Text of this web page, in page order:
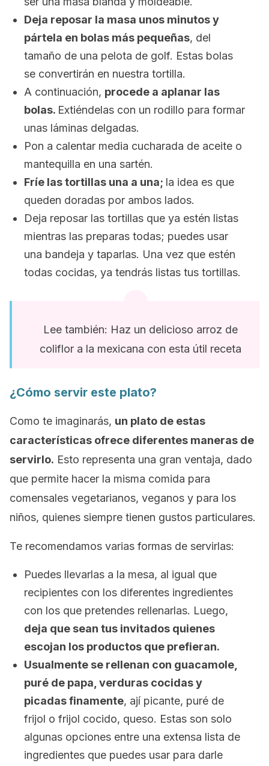
Deja reposar la masa unos minutos y
pártela en bolas más pequeñas, del
tamaño de una pelota de golf. Estas bolas
se convertirán en nuestra tortilla.
A continuación, procede a aplanar las
bolas. Extiéndelas con un rodillo para formar
unas láminas delgadas.
Pon a calentar media cucharada de aceite o
mantequilla en una sartén.
Fríe las tortillas una a una; la idea es que
queden doradas por ambos lados.
Deja reposar las tortillas que ya estén listas
mientras las preparas todas; puedes usar
una bandeja y taparlas. Una vez que estén
todas cocidas, ya tendrás listas tus tortillas.
Lee también: Haz un delicioso arroz de
coliflor a la mexicana con esta útil receta
¿Cómo servir este plato?
Como te imaginarás, un plato de estas
características ofrece diferentes maneras de
servirlo. Esto representa una gran ventaja, dado
que permite hacer la misma comida para
comensales vegetarianos, veganos y para los
niños, quienes siempre tienen gustos particulares.
Te recomendamos varias formas de servirlas:
Puedes llevarlas a la mesa, al igual que
recipientes con los diferentes ingredientes
con los que pretendes rellenarlas. Luego,
deja que sean tus invitados quienes
escojan los productos que prefieran.
Usualmente se rellenan con guacamole,
puré de papa, verduras cocidas y
picadas finamente, ají picante, puré de
frijol o frijol cocido, queso. Estas son solo
algunas opciones entre una extensa lista de
ingredientes que puedes usar para darle